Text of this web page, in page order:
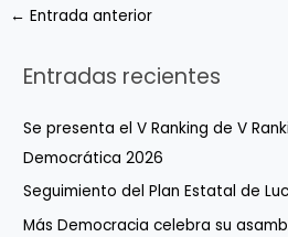
← Entrada anterior
Entradas recientes
Se presenta el V Ranking de V
Democrática 2026
Seguimiento del Plan Estatal de
Más Democracia celebra su